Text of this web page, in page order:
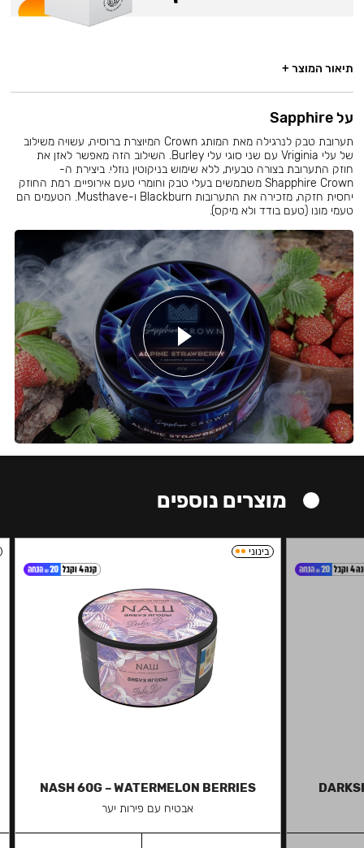
תיאור המוצר +
על Sapphire
תערובת טבק לנרגילה מאת המותג Crown המיוצרת ברוסיה, עשויה משילוב
של עלי Vriginia עם שני סוגי עלי Burley. השילוב הזה מאפשר לאזן את
חוזק התערובת בצורה טבעית, ללא שימוש בניקוטין נוזלי. ביצירת ה-
Shapphire Crown משתמשים בעלי טבק וחומרי טעם אירופיים. רמת החוזק
יחסית חזקה, מזכירה את התערובות Blackburn ו-Musthave. הטעמים הם
טעמי מונו (טעם בודד ולא מיקס).
מוצרים נוספים
בינוני
NASH 60G – WATERMELON BERRIES
אבטיח עם פירות יער